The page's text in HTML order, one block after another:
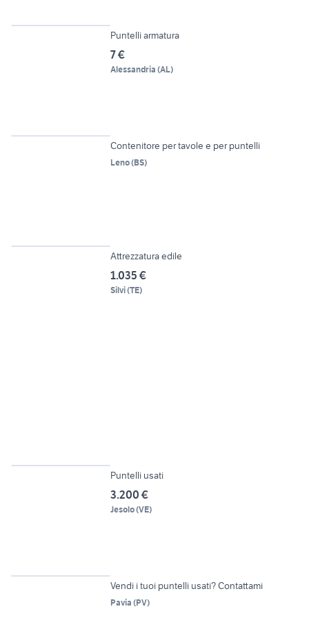
Puntelli armatura
7 €
Alessandria (AL)
Contenitore per tavole e per puntelli
Leno(BS)
Attrezzatura edile
1.035 €
Silvi(TE)
Puntelli usati
3.200 €
Jesolo(VE)
Vendi i tuoi puntelli usati? Contattami
Pavia (PV)